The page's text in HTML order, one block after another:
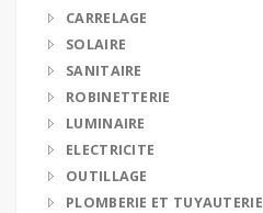
CARRELAGE
SOLAIRE
SANITAIRE
ROBINETTERIE
LUMINAIRE
ELECTRICITE
OUTILLAGE
PLOMBERIE ET TUYAUTERIE